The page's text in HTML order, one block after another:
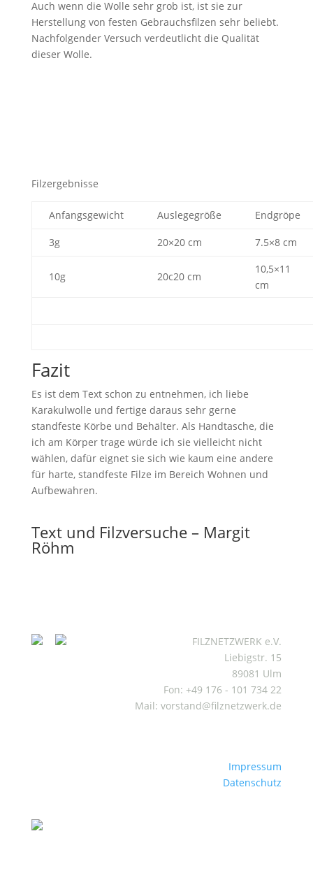
Auch wenn die Wolle sehr grob ist, ist sie zur
Herstellung von festen Gebrauchsfilzen sehr beliebt.
Nachfolgender Versuch verdeutlicht die Qualität
dieser Wolle.
Filzergebnisse
Anfangsgewicht Auslegegröße Endgröpe
3g 20×20 cm 7.5×8 cm
10g 20c20 cm
10,5×11
cm
Fazit
Es ist dem Text schon zu entnehmen, ich liebe
Karakulwolle und fertige daraus sehr gerne
standfeste Körbe und Behälter. Als Handtasche, die
ich am Körper trage würde ich sie vielleicht nicht
wählen, dafür eignet sie sich wie kaum eine andere
für harte, standfeste Filze im Bereich Wohnen und
Aufbewahren.
Text und Filzversuche – Margit
Röhm
FILZNETZWERK e.V.
Liebigstr. 15
89081 Ulm
Fon: +49 176 - 101 734 22
Mail: vorstand@filznetzwerk.de
Impressum
Datenschutz